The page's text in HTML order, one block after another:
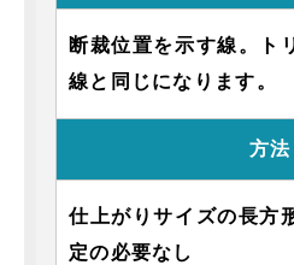
断裁位置を示す線。ト
線と同じになります。
方法
仕上がりサイズの長方
定の必要なし